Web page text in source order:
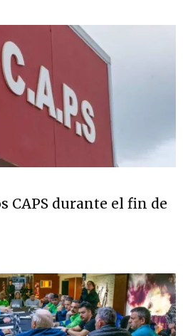
CAPS durante el fin de